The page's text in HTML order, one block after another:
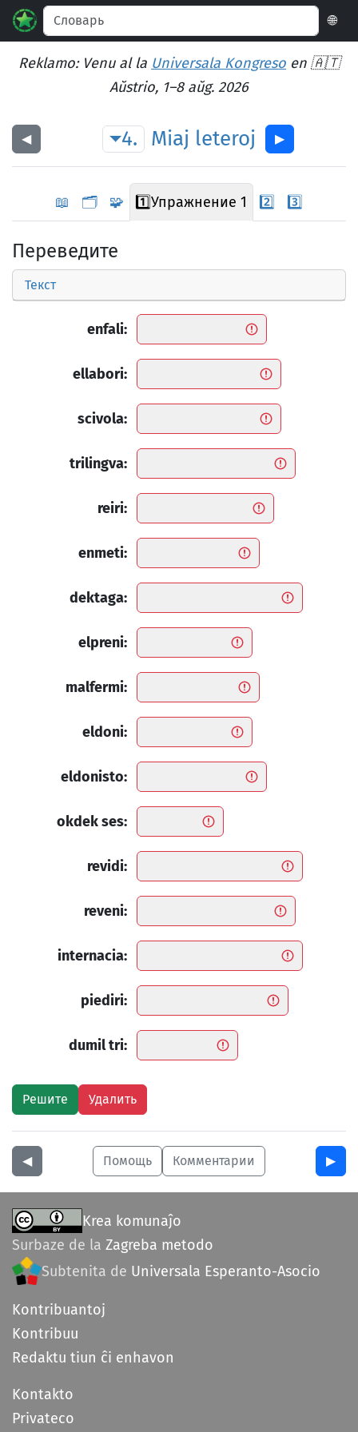
🌐
Reklamo: Venu al la Universala Kongreso en 🇦🇹
Aŭstrio, 1–8 aŭg. 2026
◀︎ 4. Miaj leteroj ▶︎
📖 🗂️ 🧩 1️⃣Упражнение 1 2️⃣ 3️⃣
Переведите
Текст
enfali:
ellabori:
scivola:
trilingva:
reiri:
enmeti:
dektaga:
elpreni:
malfermi:
eldoni:
eldonisto:
okdek ses:
revidi:
reveni:
internacia:
piediri:
dumil tri:
◀︎ Помощь Комментарии ▶︎
Krea komunaĵo
Surbaze de la Zagreba metodo
Subtenita de Universala Esperanto-Asocio
Kontribuantoj
Kontribuu
Redaktu tiun ĉi enhavon
Kontakto
Privateco